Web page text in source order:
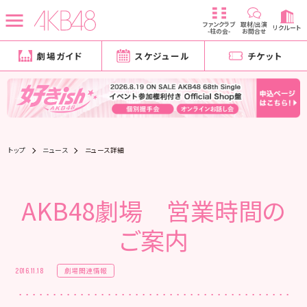
ファンクラブ
-柱の会-
取材/出演
お問合せ リクルート
劇場ガイド スケジュール チケット
トップ ニュース ニュース詳細
AKB48劇場 営業時間の
ご案内
2016.11.18 劇場関連情報